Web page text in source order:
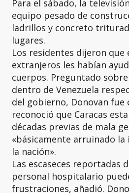
Para el sábado, la
equipo pesado de
ladrillos y concreto
lugares.
Los residentes dijeron que
extranjeros les habían
cuerpos. Preguntado
dentro de Venezuela
del gobierno, Donovan fue
reconoció que Caracas
décadas previas de mala
«básicamente arruinado
la nación».
Las escaseces reportadas
personal hospitalario
frustraciones, añadió.